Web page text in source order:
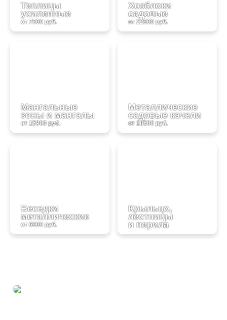
Теплицы
усиленные
от 7500 руб.
Хозблоки
садовые
от 22900 руб.
Мангальные
зоны и мангалы
от 15900 руб.
Металлические
садовые качели
от 18500 руб.
Беседки
металлические
от 6900 руб.
Крыльцо,
лестницы
и перила